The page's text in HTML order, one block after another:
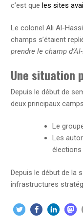
c’est queles sites
Le colonel Ali Al-
champs s’étaient
prendre le champ
Une situation
Depuis le début de
deux principaux
Le
Les
Depuis le début de la
infrastructures